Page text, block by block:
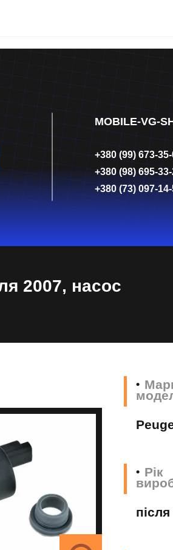
MOBILE-VG-
+380 (99) 673-
+380 (98) 695-
+380 (73) 097-
2007, насос
Рік